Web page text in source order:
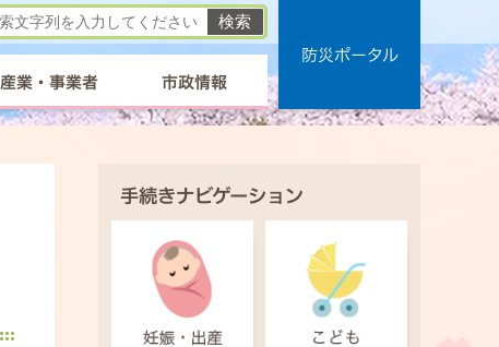
産業・事業者 市政情報
防災ポータル
手続きナビゲーション